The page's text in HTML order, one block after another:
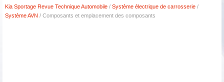
Kia Sportage Revue Technique Automobile / Système électrique de carrosserie /
Système AVN / Composants et emplacement des composants